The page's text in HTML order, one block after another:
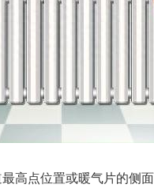
高点位置或暖气片的侧